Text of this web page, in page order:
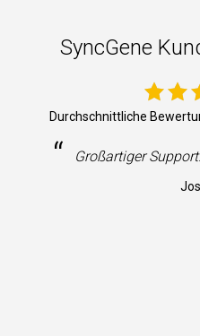
SyncGene
Durchschnittliche
“ Großartiger